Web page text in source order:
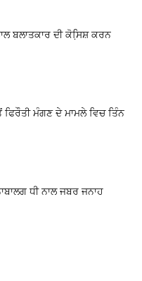
ਬਲਾਤਕਾਰ ਦੀ ਕੋਸਿ਼ਸ਼ ਕਰਨ
ਫਿਰੌਤੀ ਮੰਗਣ ਦੇ ਮਾਮਲੇ ਵਿਚ ਤਿੰਨ
ਧੀ ਨਾਲ ਜਬਰ ਜਨਾਹ